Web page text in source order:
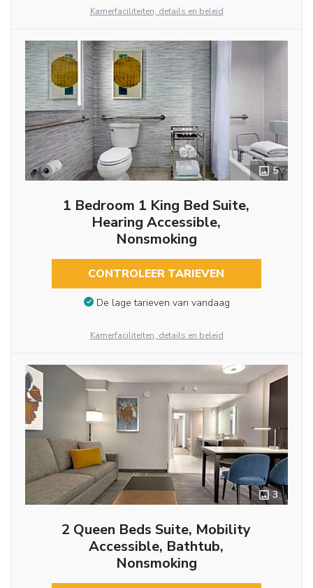
Kamerfaciliteiten, details en beleid
5
1 Bedroom 1 King Bed Suite,
Hearing Accessible,
Nonsmoking
CONTROLEER TARIEVEN
De lage tarieven van vandaag
Kamerfaciliteiten, details en beleid
3
2 Queen Beds Suite, Mobility
Accessible, Bathtub,
Nonsmoking